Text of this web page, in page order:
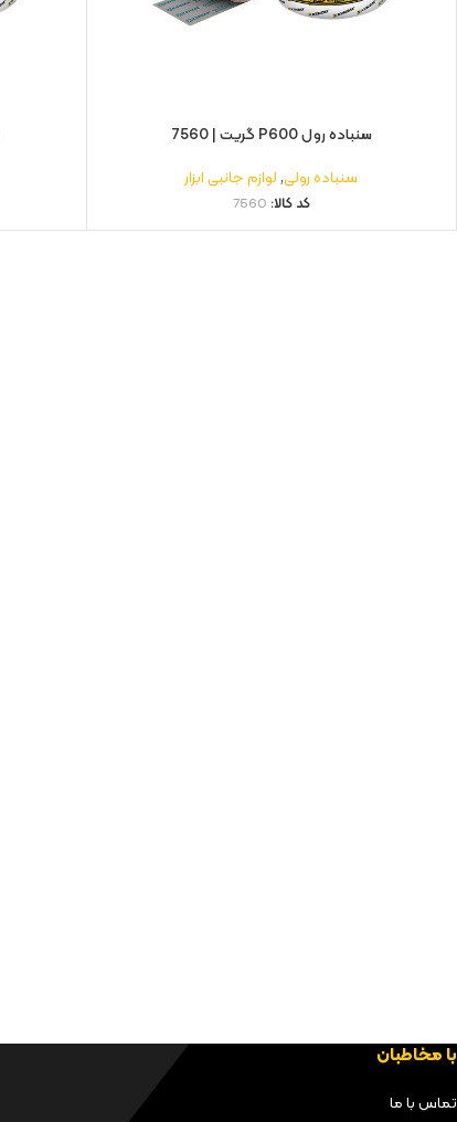
سنباده رول P600 گریت | 7560
سنباده رولی,لوازم جانبی ابزار
کد کالا: 7560
با مخاطبان
تماس با ما